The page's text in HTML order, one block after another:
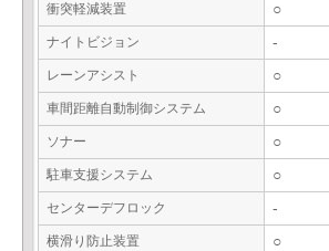
衝突軽減装置 ○
ナイトビジョン -
レーンアシスト ○
車間距離自動制御システム ○
ソナー ○
駐車支援システム ○
センターデフロック -
横滑り防止装置 ○